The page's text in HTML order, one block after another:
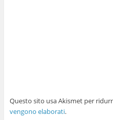
Questo sito usa Akismet per
vengono elaborati.